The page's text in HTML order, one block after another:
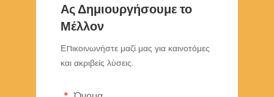
Ας Δημιουργήσουμε το
Μέλλον
Επικοινωνήστε μαζί μας για καινοτόμες
και ακριβείς λύσεις.